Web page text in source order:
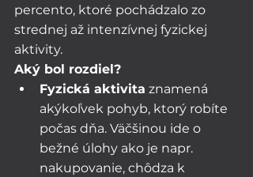
percento, ktoré pochádzalo zo
strednej až intenzívnej fyzickej
aktivity.
Aký bol rozdiel?
Fyzická aktivita znamená
akýkoľvek pohyb, ktorý robíte
počas dňa. Väčšinou ide o
bežné úlohy ako je napr.
nakupovanie, chôdza k